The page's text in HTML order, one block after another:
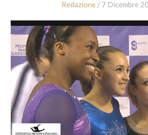
Redazione/ 7 Dicembre